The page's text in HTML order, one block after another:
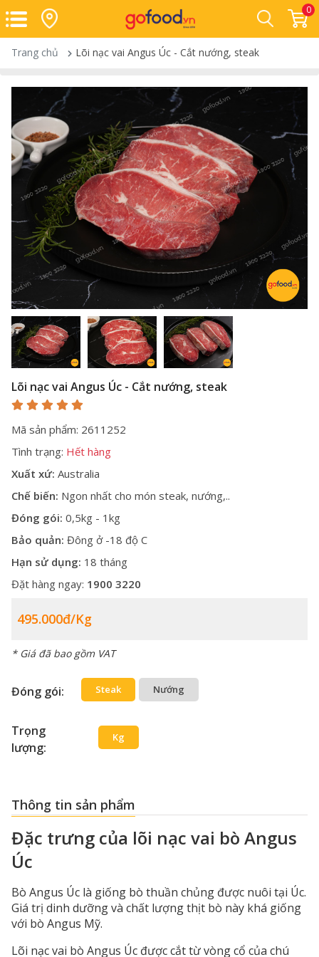
0
Trang chủ Lõi nạc vai Angus Úc - Cắt nướng, steak
Lõi nạc vai Angus Úc - Cắt nướng, steak
Mã sản phẩm: 2611252
Tình trạng: Hết hàng
Xuất xứ: Australia
Chế biến: Ngon nhất cho món steak, nướng,..
Đóng gói: 0,5kg - 1kg
Bảo quản: Đông ở -18 độ C
Hạn sử dụng: 18 tháng
Đặt hàng ngay: 1900 3220
495.000đ/Kg
* Giá đã bao gồm VAT
Đóng gói: Steak Nướng
Trọng
lượng:
Kg
Thông tin sản phẩm
Đặc trưng của lõi nạc vai bò Angus
Úc
Bò Angus Úc là giống bò thuần chủng được nuôi tại Úc.
Giá trị dinh dưỡng và chất lượng thịt bò này khá giống
với bò Angus Mỹ.
Lõi nạc vai bò Angus Úc được cắt từ vòng cổ của chú